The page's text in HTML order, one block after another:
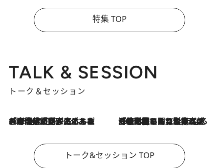
特集 TOP
TALK & SESSION
トーク＆セッション
2026.8.3
「今後値上げがあるとすれば…」「リスクがあるのは今年の冬」エネルギー専門家が語る、ホルムズ海峡封鎖が家庭にもたらす“ある心配” 2026.8.3
「住宅建てられない…」「サーチャージ料の高値が続いている」ホルムズ海峡封鎖による影響はいつまで続く？《エネルギー専門家に聞く“どうなる日本の暮らし”》
トーク&セッション TOP